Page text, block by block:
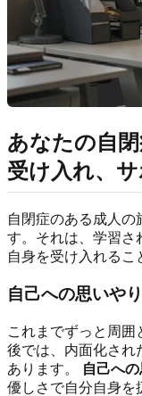
あなたの自
受け入れ、
自閉症のある成人
す。それは、学習さ
自身を受け入れるこ
自己への思いや
これまでずっと周
後では、内面化され
あります。
自己へ
優しさで自分自身を